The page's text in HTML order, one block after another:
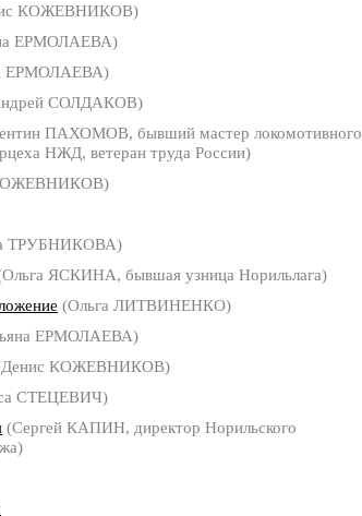
КОЖЕВНИКОВ)
ЕРМОЛАЕВА)
ЕРМОЛАЕВА)
СОЛДАКОВ)
ПАХОМОВ, бывший мастер локомотивного
НЖД, ветеран труда России)
ТРУБНИКОВА)
ЯСКИНА, бывшая узница Норильлага)
(Ольга ЛИТВИНЕНКО)
ЕРМОЛАЕВА)
КОЖЕВНИКОВ)
СТЕЦЕВИЧ)
(Сергей КАПИН, директор Норильского